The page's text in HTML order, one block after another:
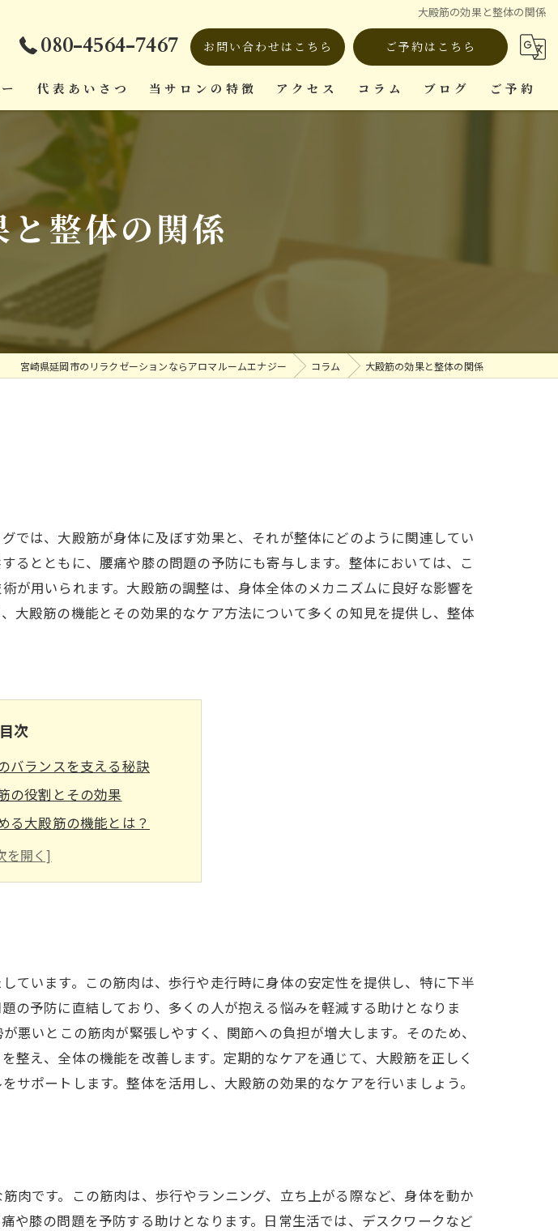
大殿筋の効果と整体の関係
080-4564-7467 お問い合わせはこちら ご予約はこちら
代表あいさつ 当サロンの特徴
疲労回復
アクセス コラム ブログ ご予約
整体の関係
宮崎県延岡市のリラクゼーションならアロマルームエナジー コラム 大殿筋の効果と整体の関係
では、大殿筋が身体に及ぼす効果と、それが整体にどのように関連してい
るとともに、腰痛や膝の問題の予防にも寄与します。整体においては、こ
が用いられます。大殿筋の調整は、身体全体のメカニズムに良好な影響を
大殿筋の機能とその効果的なケア方法について多くの知見を提供し、整体
目次
バランスを支える秘訣
の役割とその効果
る大殿筋の機能とは？
筋の調整方法
康な体を作る鍵
ています。この筋肉は、歩行や走行時に身体の安定性を提供し、特に下半
の予防に直結しており、多くの人が抱える悩みを軽減する助けとなりま
悪いとこの筋肉が緊張しやすく、関節への負担が増大します。そのため、
え、全体の機能を改善します。定期的なケアを通じて、大殿筋を正しく
ポートします。整体を活用し、大殿筋の効果的なケアを行いましょう。
肉です。この筋肉は、歩行やランニング、立ち上がる際など、身体を動か
や膝の問題を予防する助けとなります。日常生活では、デスクワークなど